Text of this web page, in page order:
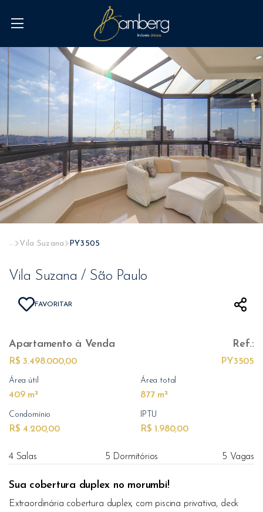
... Vila Suzana PY3505
Vila Suzana / São Paulo
FAVORITAR
Apartamento à Venda
R$ 3.498.000,00
Ref.:
PY3505
Área útil
409 m²
Área total
877 m²
Condomínio
R$ 4.200,00
IPTU
R$ 1.980,00
4 Salas 5 Dormitórios 5 Vagas
Sua cobertura duplex no morumbi!
Extraordinária cobertura duplex, com piscina privativa, deck